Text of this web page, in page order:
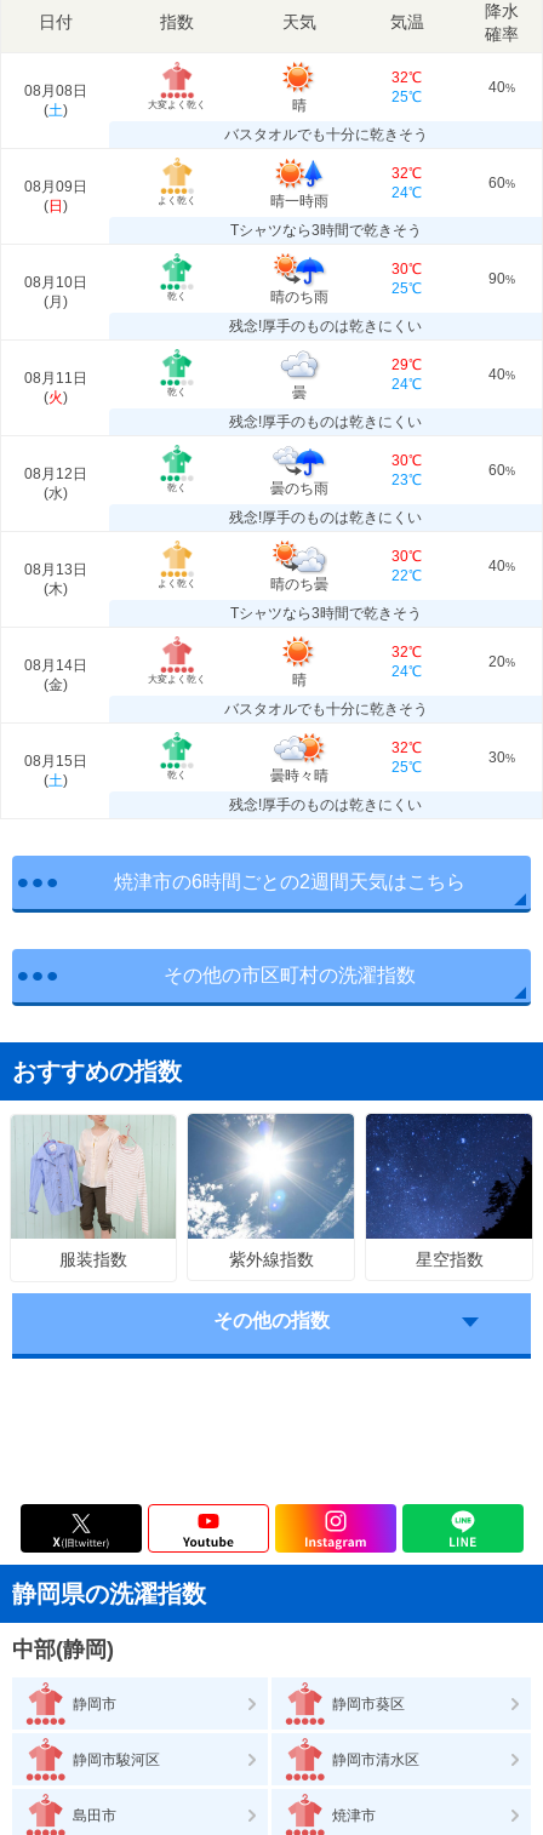
日付 指数 天気 気温
降水
確率
08月08日
(土) 大変よく乾く 晴
32℃
25℃
40%
バスタオルでも十分に乾きそう
08月09日
(日 ) よく乾く 晴一時雨
32℃
24℃
60%
Tシャツなら3時間で乾きそう
08月10日
(月 ) 乾く 晴のち雨
30℃
25℃
90%
残念!厚手のものは乾きにくい
08月11日
(火) 乾く 曇
29℃
24℃
40%
残念!厚手のものは乾きにくい
08月12日
(水) 乾く 曇のち雨
30℃
23℃
60%
残念!厚手のものは乾きにくい
08月13日
(木) よく乾く 晴のち曇
30℃
22℃
40%
Tシャツなら3時間で乾きそう
08月14日
(金) 大変よく乾く 晴
32℃
24℃
20%
バスタオルでも十分に乾きそう
08月15日
(土) 乾く 曇時々晴
32℃
25℃
30%
残念!厚手のものは乾きにくい
焼津市の6時間ごとの2週間天気はこちら
その他の市区町村の洗濯指数
おすすめの指数
服装指数 紫外線指数 星空指数
その他の指数
静岡県の洗濯指数
中部(静岡)
静岡市 静岡市葵区
静岡市駿河区 静岡市清水区
島田市 焼津市